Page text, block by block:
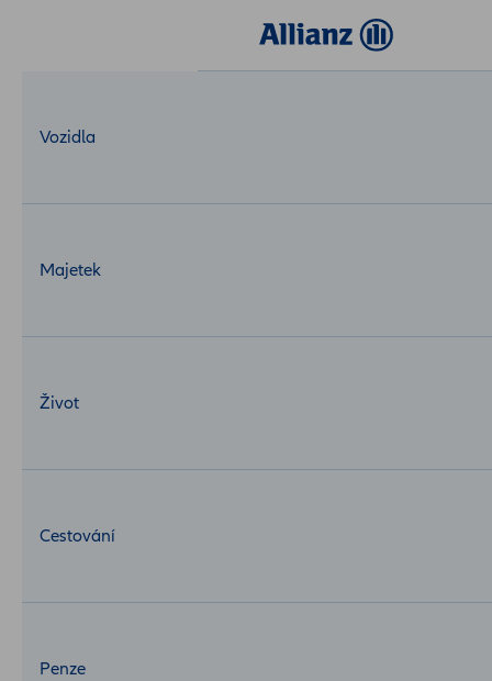
Vozidla
Majetek
Život
Cestování
Penze